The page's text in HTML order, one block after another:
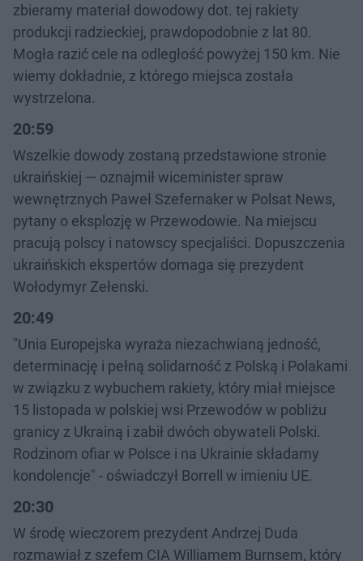
zbieramy materiał dowodowy dot. tej rakiety
produkcji radzieckiej, prawdopodobnie z lat 80.
Mogła razić cele na odległość powyżej 150 km. Nie
wiemy dokładnie, z którego miejsca została
wystrzelona.
20:59
Wszelkie dowody zostaną przedstawione stronie
ukraińskiej — oznajmił wiceminister spraw
wewnętrznych Paweł Szefernaker w Polsat News,
pytany o eksplozję w Przewodowie. Na miejscu
pracują polscy i natowscy specjaliści. Dopuszczenia
ukraińskich ekspertów domaga się prezydent
Wołodymyr Zełenski.
20:49
"Unia Europejska wyraża niezachwianą jedność,
determinację i pełną solidarność z Polską i Polakami
w związku z wybuchem rakiety, który miał miejsce
15 listopada w polskiej wsi Przewodów w pobliżu
granicy z Ukrainą i zabił dwóch obywateli Polski.
Rodzinom ofiar w Polsce i na Ukrainie składamy
kondolencje" - oświadczył Borrell w imieniu UE.
20:30
W środę wieczorem prezydent Andrzej Duda
rozmawiał z szefem CIA Williamem Burnsem, który